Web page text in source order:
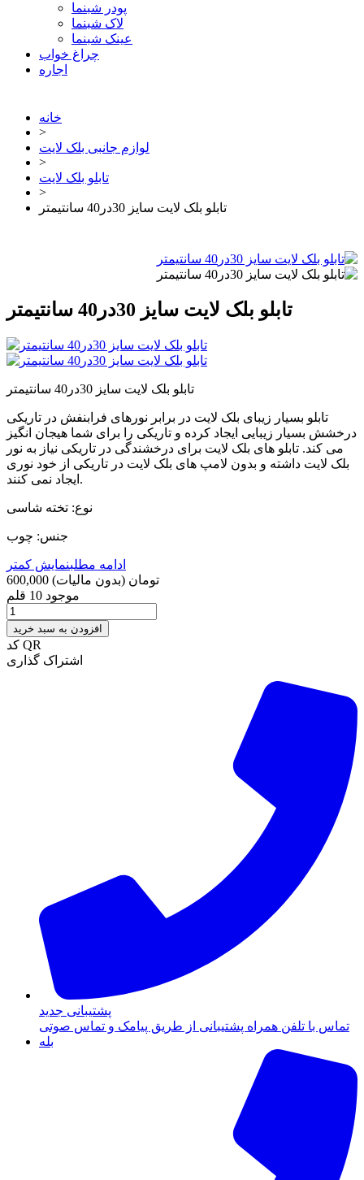
پودر شبنما
لاک شبنما
عینک شبنما
چراغ خواب
اجاره
خانه
>
لوازم جانبی بلک لایت
>
تابلو بلک لایت
>
تابلو بلک لایت سایز 30در40 سانتیمتر
تابلو بلک لایت سایز 30در40 سانتیمتر
تابلو بلک لایت سایز 30در40 سانتیمتر
تابلو بسیار زیبای بلک لایت در برابر نورهای فرابنفش در تاریکی
درخشش بسیار زیبایی ایجاد کرده و تاریکی را برای شما هیجان انگیز
می کند. تابلو های بلک لایت برای درخشندگی در تاریکی نیاز به نور
بلک لایت داشته و بدون لامپ های بلک لایت در تاریکی از خود نوری
ایجاد نمی کنند.‌‌‌‌‌‌‌‌‌‌‌‌‌‌‌‌‌‌‌‌‌‌‌‌
نوع: تخته شاسی
جنس: چوب
ادامه مطلبنمایش کمتر
600,000 تومان (بدون مالیات)
موجود 10 قلم
افزودن به سبد خرید
کد QR
اشتراک گذاری
پشتیبانی جدید
تماس با تلفن همراه پشتیبانی از طریق پیامک و تماس صوتی
بله